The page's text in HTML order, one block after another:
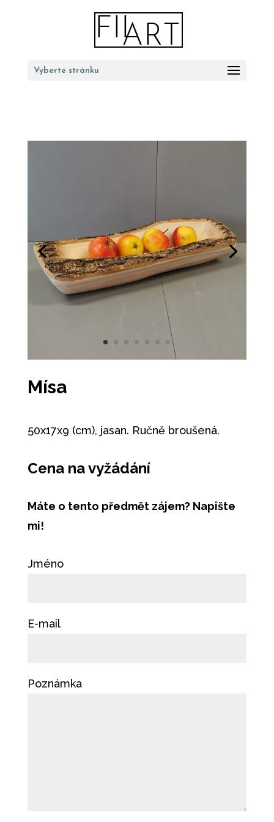
Vyberte stránku
Mísa
50x17x9 (cm), jasan. Ručně broušená.
Cena na vyžádání
Máte o tento předmět zájem? Napište
mi!
Jméno
E-mail
Poznámka